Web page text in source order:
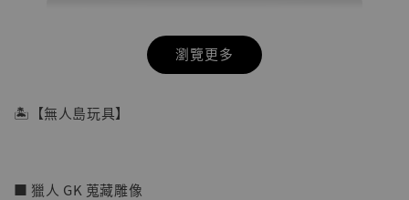
瀏覽更多
🏝【無人島玩具】
■ 獵人 GK 蒐藏雕像